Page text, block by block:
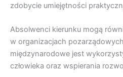
zdobycie umiejętności
Absolwenci kierunku mogą
w organizacjach
międzynarodowe jest
człowieka oraz wspierania